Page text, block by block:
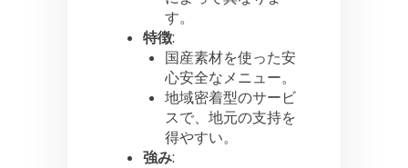
す。
特徴:
国産素材を使った安
心安全なメニュー。
地域密着型のサービ
スで、地元の支持を
得やすい。
強み: